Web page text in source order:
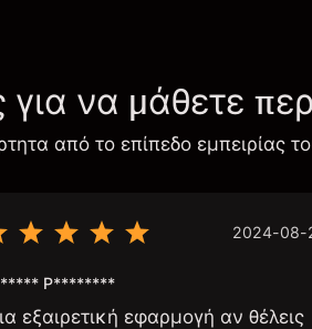
για να μάθετε
από το επίπεδο εμπειρίας
2024-08-
P********
εξαιρετική εφαρμογή αν θέλεις